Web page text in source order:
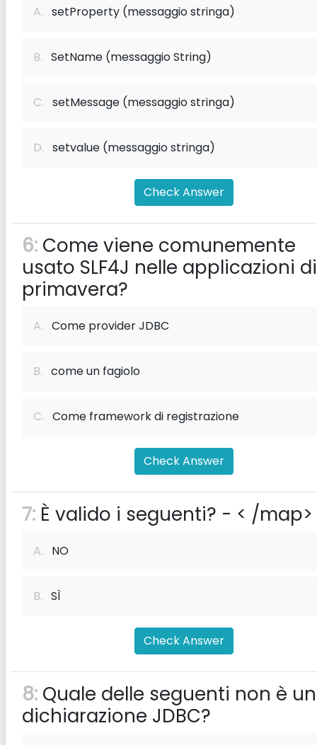
A. setProperty (messaggio stringa)
B. SetName (messaggio String)
C. setMessage (messaggio stringa)
D. setvalue (messaggio stringa)
Check Answer
6: Come viene comunemente
usato SLF4J nelle applicazioni di
primavera?
A. Come provider JDBC
B. come un fagiolo
C. Come framework di registrazione
Check Answer
7: È valido i seguenti? - < /map>
A. NO
B. SÌ
Check Answer
8: Quale delle seguenti non è
dichiarazione JDBC?